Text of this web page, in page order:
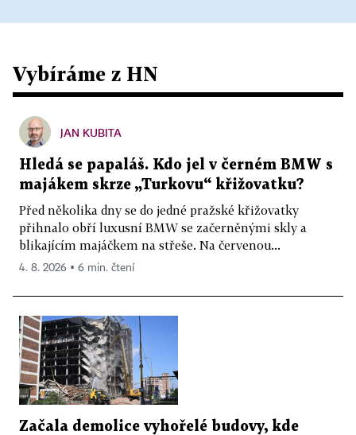
Vybíráme z HN
JAN KUBITA
Hledá se papaláš. Kdo jel v černém BMW s
majákem skrze „Turkovu“ křižovatku?
Před několika dny se do jedné pražské křižovatky
přihnalo obří luxusní BMW se začerněnými skly a
blikajícím majáčkem na střeše. Na červenou...
4. 8. 2026 ▪ 6 min. čtení
Začala demolice vyhořelé budovy, kde